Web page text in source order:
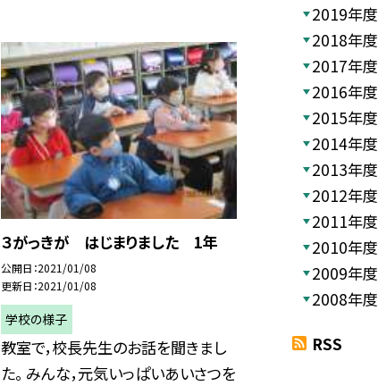
３がっきが はじまりました 1年
公開日 2021/01/08
更新日 2021/01/08
学校の様子
教室で，校長先生のお話を聞きまし
た。 みんな，元気いっぱいあいさつを
2019年度
2018年度
2017年度
2016年度
2015年度
2014年度
2013年度
2012年度
2011年度
2010年度
2009年度
2008年度
RSS